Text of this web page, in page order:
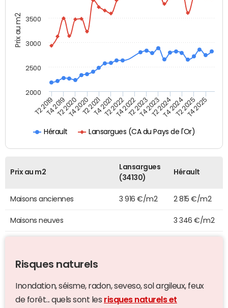
Prix au m2
Hérault Lansargues (CA du Pays de l'Or)
T2 2019T4 2019T2 2020T4 2020T2 2021T4 2021T2 2022T4 2022T2 2023T4 2023T2 2024T4 2024T2 2025T4 2025
2000
2500
3000
3500
Prix au m2
Lansargues
(34130)
Hérault
Maisons anciennes 3 916 €/m2 2 815 €/m2
Maisons neuves 3 346 €/m2
Risques naturels
Inondation, séisme, radon, seveso, sol argileux, feux
de forêt... quels sont les risques naturels et